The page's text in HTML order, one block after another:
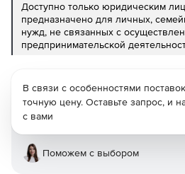
Доступно только юридическим
предназначено для личных,
нужд, не связанных с
предпринимательской
В связи с особенностями
точную цену. Оставьте запрос, и
с вами
Поможем с выбором